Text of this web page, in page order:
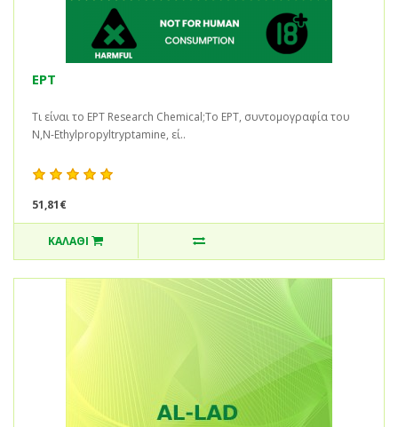
EPT
Τι είναι το EPT Research Chemical;Το EPT, συντομογραφία του
N,N-Ethylpropyltryptamine, εί..
51,81€
ΚΑΛΆΘΙ